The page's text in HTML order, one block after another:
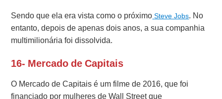
Sendo que ela era vista como o próximo Steve Jobs. No
entanto, depois de apenas dois anos, a sua companhia
multimilionária foi dissolvida.
16- Mercado de Capitais
O Mercado de Capitais é um filme de 2016, que foi
financiado por mulheres de Wall Street que